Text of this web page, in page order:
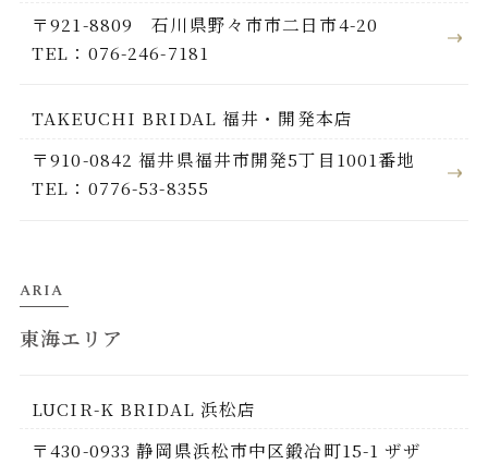
〒921-8809 石川県野々市市二日市4-20
TEL：076-246-7181
TAKEUCHI BRIDAL 福井・開発本店
〒910-0842 福井県福井市開発5丁目1001番地
TEL：0776-53-8355
ARIA
東海エリア
LUCIR-K BRIDAL 浜松店
〒430-0933 静岡県浜松市中区鍛冶町15-1 ザザ